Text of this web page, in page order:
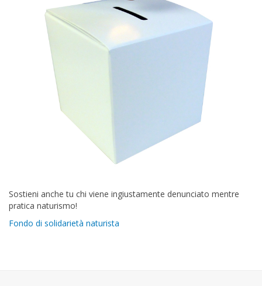
Sostieni anche tu chi viene ingiustamente denunciato mentre
pratica naturismo!
Fondo di solidarietà naturista